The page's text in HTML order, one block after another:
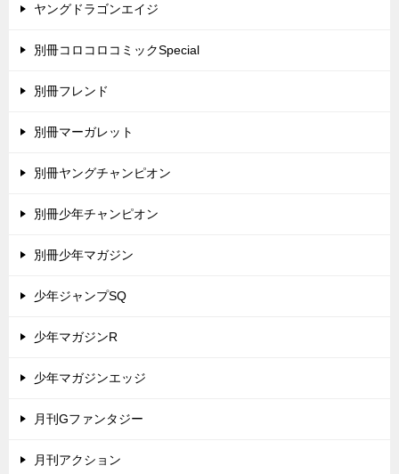
ヤングドラゴンエイジ
別冊コロコロコミックSpecial
別冊フレンド
別冊マーガレット
別冊ヤングチャンピオン
別冊少年チャンピオン
別冊少年マガジン
少年ジャンプSQ
少年マガジンR
少年マガジンエッジ
月刊Gファンタジー
月刊アクション